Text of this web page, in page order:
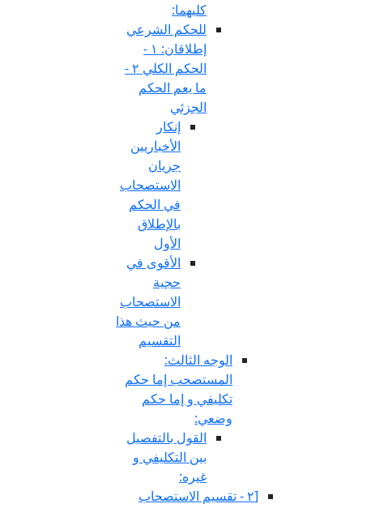
كليهما:
للحكم الشرعي
إطلاقان: ١ -
الحكم الكلي ٢ -
ما يعم الحكم
الجزئي
إنكار
الأخباريين
جريان
الاستصحاب
في الحكم
بالإطلاق
الأول
الأقوى في
حجية
الاستصحاب
من حيث هذا
التقسيم
الوجه الثالث:
المستصحب إما حكم
تكليفي و إما حكم
وضعي:
القول بالتفصيل
بين التكليفي و
غيره:
[٢ - تقسيم الاستصحاب